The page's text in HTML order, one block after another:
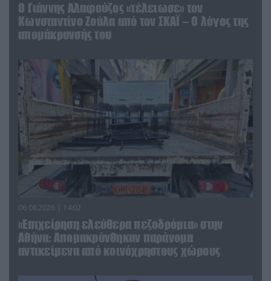
Ο Γιάννης Αλαφούζος «τέλειωσε» τον
Κωνσταντίνο Ζούλα από τον ΣΚΑΪ – Ο λόγος της
απομάκρυνσής του
06.08.2026 | 14:02
«Επιχείρηση ελεύθερα πεζοδρόμια» στην
Αθήνα: Απομακρύνθηκαν παράνομα
αντικείμενα από κοινόχρηστους χώρους